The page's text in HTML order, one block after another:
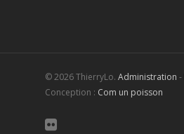
© 2026 ThierryLo. Administration -
Conception : Com un poisson